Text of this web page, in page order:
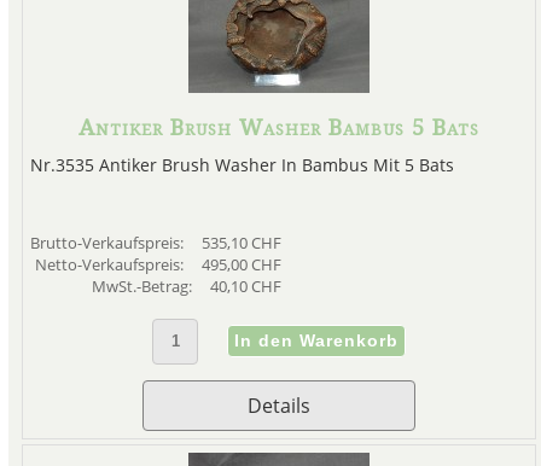
Antiker Brush Washer Bambus 5 Bats
Nr.3535 Antiker Brush Washer In Bambus Mit 5 Bats
Brutto-Verkaufspreis:
535,10 CHF
Netto-Verkaufspreis:
495,00 CHF
MwSt.-Betrag:
40,10 CHF
Details